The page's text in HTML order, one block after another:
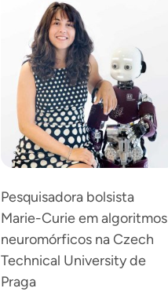
Pesquisadora bolsista
Marie-Curie em algoritmos
neuromórficos na Czech
Technical University de
Praga